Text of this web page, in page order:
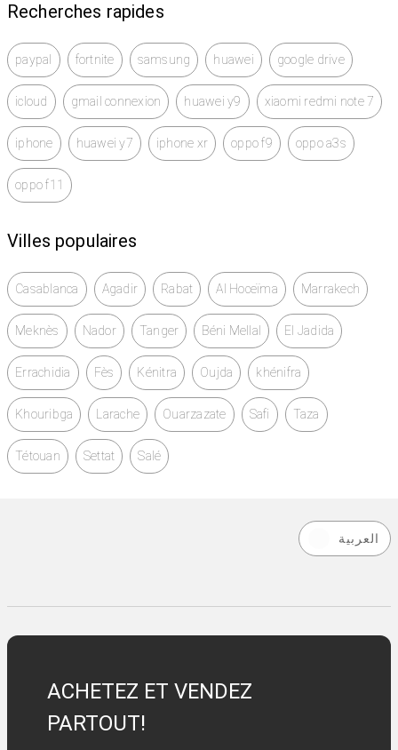
Recherches rapides
paypal fortnite samsung huawei google drive
icloud gmail connexion huawei y9 xiaomi redmi note 7
iphone huawei y7 iphone xr oppo f9 oppo a3s
oppo f11
Villes populaires
Casablanca Agadir Rabat Al Hoceïma Marrakech
Meknès Nador Tanger Béni Mellal El Jadida
Errachidia Fès Kénitra Oujda khénifra
Khouribga Larache Ouarzazate Safi Taza
Tétouan Settat Salé
العربية
ACHETEZ ET VENDEZ
PARTOUT!